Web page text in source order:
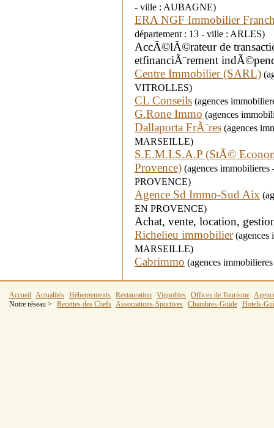
- ville : AUBAGNE)
ERA NGF Immobilier
département : 13 - ville : ARLES)
AccÃ©lÃ©rateur de
etfinanciÃ¨rement
Centre Immobilier (SARL)
VITROLLES)
CL Conseils (agences
G.Rone Immo (agences
Dallaporta FrÃ¨res (agences
MARSEILLE)
S.E.M.I.S.A.P (StÃ©
Provence) (agences
PROVENCE)
Agence Sd Immo-Sud Aix
EN PROVENCE)
Achat, vente, location,
Richelieu immobilier(agences
MARSEILLE)
Cabrimmo (agences
Accueil Actualités Hébergements Restauration Vignobles Offices de Tourisme
Notre réseau >
Recettes des Chefs Associations-Sportives Chambres-Guide Hotels-